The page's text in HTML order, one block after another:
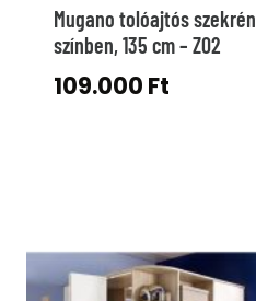
Mugano tolóajtós
színben, 135 cm – Z02
109.000 Ft